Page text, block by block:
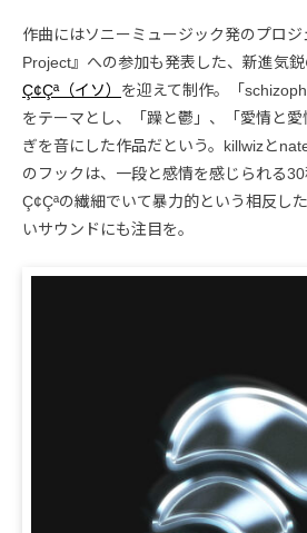
作曲にはソニーミュージック発のプロ
Project』への参加も発表した、新進気鋭
Ç¢Çª（イソ） を迎えて制作。「
をテーマとし、「躁と鬱」、「愛情と
ぎを音にした作品だという。killwizと
のフックは、一段と感情を感じられる30
Ç¢Çªの繊細でいて暴力的という相反し
いサウンドにも注目を。